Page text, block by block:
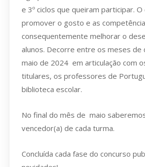
e 3º ciclos que queiram participar.
promover o gosto e as
consequentemente melhorar o
alunos. Decorre entre os meses de
maio de 2024 em articulação com
titulares, os professores de
biblioteca escolar.
No final do mês de maio
vencedor(a) de cada turma.
Concluída cada fase do concurso